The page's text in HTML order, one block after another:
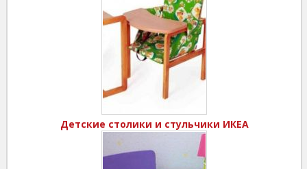
Детские столики и стульчики ИКЕА